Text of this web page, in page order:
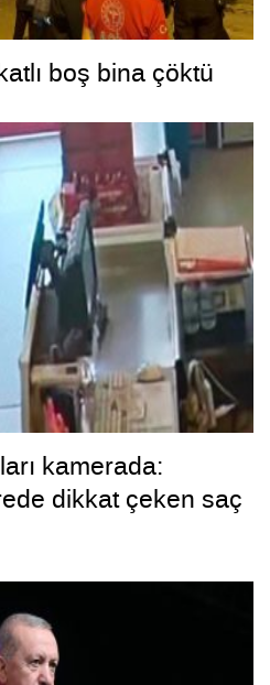
boş bina çöktü
kamerada:
dikkat çeken saç